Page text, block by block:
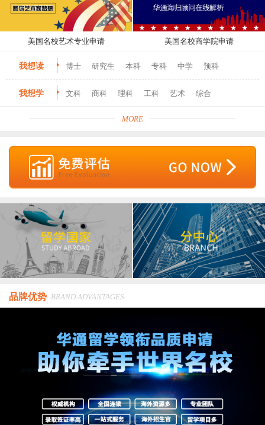
美国名校艺术专业申请 美国名校商学院申请
我想读 博士 研究生 本科 专科 中学 预科
我想学 文科 商科 理科 工科 艺术 综合
MORE
品牌优势 BRAND ADVANTAGES